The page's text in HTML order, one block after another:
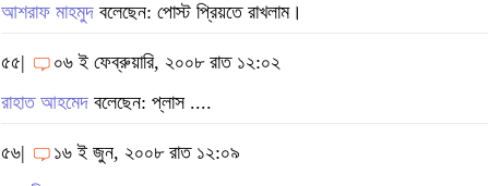
আশরাফ মাহমুদ বলেছেন: পোস্ট প্রিয়তে রাখলাম।
৫৫|
০৬ ই ফেব্রুয়ারি, ২০০৮ রাত ১২:০২
রাহাত আহমেদ বলেছেন: প্লাস ....
৫৬|
১৬ ই জুন, ২০০৮ রাত ১২:০৯